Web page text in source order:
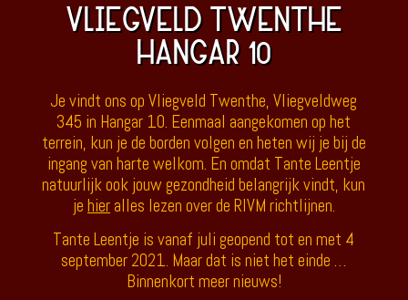
VLIEGVELD TWENTHE
HANGAR 10
Je vindt ons op Vliegveld Twenthe, Vliegveldweg
345 in Hangar 10. Eenmaal aangekomen op het
terrein, kun je de borden volgen en heten wij je bij de
ingang van harte welkom. En omdat Tante Leentje
natuurlijk ook jouw gezondheid belangrijk vindt, kun
je hieralles lezen over de RIVM richtlijnen.
Tante Leentje is vanaf juli geopend tot en met 4
september 2021. Maar dat is niet het einde …
Binnenkort meer nieuws!